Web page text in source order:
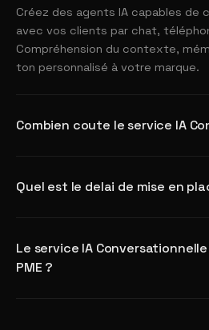
Créez des agents IA capables de
avec vos clients par chat,
Compréhension du contexte,
ton personnalisé à votre marque.
Combien coute le service IA
Quel est le delai de mise en
Le service IA
PME ?